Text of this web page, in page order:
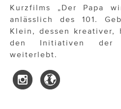
Kurzfilms „Der Papa
anlässlich des 101.
Klein, dessen kreativer,
den Initiativen der
weiterlebt.